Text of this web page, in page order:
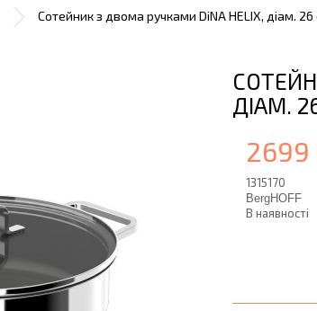
Сотейник з двома ручками DiNA HELIX, діам. 26
ДІАМ.
2699
1315170
BergHOFF
В наявності